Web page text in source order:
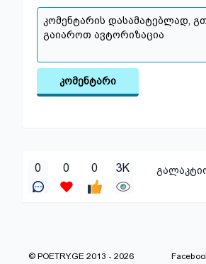
კომენტარი
0 0 0 3K
© POETRY.GE 2013 - 2026